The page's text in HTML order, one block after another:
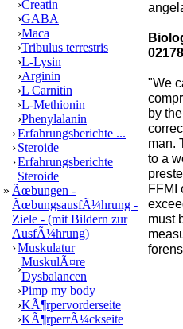
›Creatin
›GABA
›Maca
›Tribulus terrestris
›L-Lysin
›Arginin
›L Carnitin
›L-Methionin
›Phenylalanin
›Erfahrungsberichte ...
›Steroide
›Erfahrungsberichte
Steroide
» Ãœbungen -
ÃœbungsausfÃ¼hrung -
Ziele - (mit Bildern zur
AusfÃ¼hrung)
›Muskulatur
›
MuskulÃ¤re
Dysbalancen
›Pimp my body
›KÃ¶rpervorderseite
›KÃ¶rperrÃ¼ckseite
"We
by
man.
to a
FFMI
must